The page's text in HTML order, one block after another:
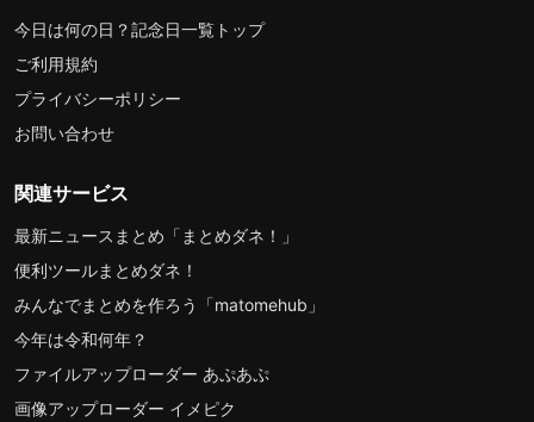
今日は何の日？記念日一覧トップ
ご利用規約
プライバシーポリシー
お問い合わせ
関連サービス
最新ニュースまとめ「まとめダネ！」
便利ツールまとめダネ！
みんなでまとめを作ろう「matomehub」
今年は令和何年？
ファイルアップローダー あぷあぷ
画像アップローダー イメピク